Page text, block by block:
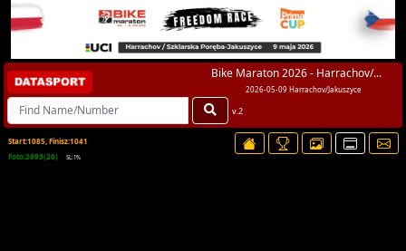
Bike Maraton 2026 - Harrachov/...
2026-05-09 Harrachov/Jakuszyce
v.2
Start:1085, Finisz:1041
Foto:2693(20)
SL:1%